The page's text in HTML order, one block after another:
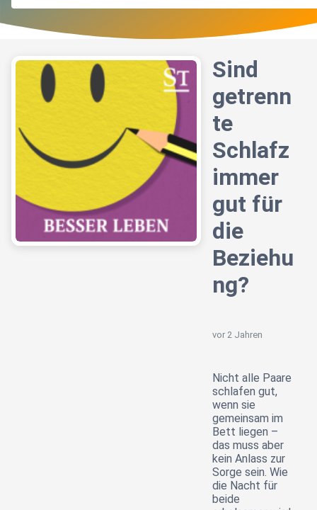
Sind
getrenn
te
Schlafz
immer
gut für
die
Beziehu
ng?
vor 2 Jahren
Nicht alle Paare
schlafen gut,
wenn sie
gemeinsam im
Bett liegen –
das muss aber
kein Anlass zur
Sorge sein. Wie
die Nacht für
beide